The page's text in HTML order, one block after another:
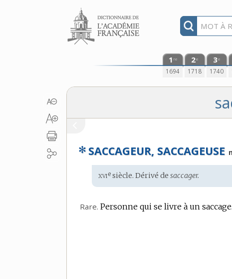
Aller au contenu
1 re
1694
2e
1718
3e
1740
✻ SACCAGEUR, SACCAGEUSE
Étymologie
:
xvie siècle. Dérivé desaccager.
Rare. Personne qui se livre à un saccage.